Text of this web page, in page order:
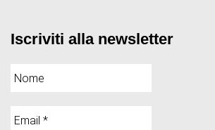
Iscriviti alla newsletter